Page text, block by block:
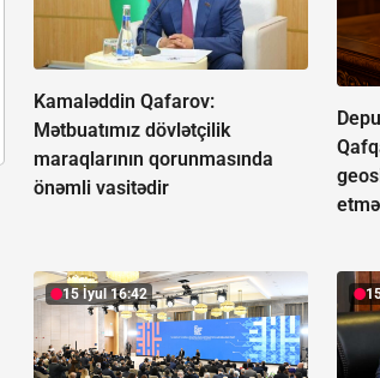
Kamaləddin Qafarov:
Mətbuatımız dövlətçilik
maraqlarının qorunmasında
önəmli vasitədir
15 İyul 16:42